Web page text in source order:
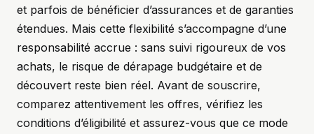
et parfois de bénéficier d’assurances et de garanties
étendues. Mais cette flexibilité s’accompagne d’une
responsabilité accrue : sans suivi rigoureux de vos
achats, le risque de dérapage budgétaire et de
découvert reste bien réel. Avant de souscrire,
comparez attentivement les offres, vérifiez les
conditions d’éligibilité et assurez-vous que ce mode